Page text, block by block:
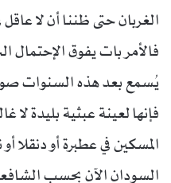
الغربان حتى ظننا أن لا عاقل
فالأمر بات يفوق
يُسمع بعد هذه السنوات
فإنها لعينة عبثية بليدة لا
المسكين في عطبرة أو دنقلا
السودان الآن بحسب